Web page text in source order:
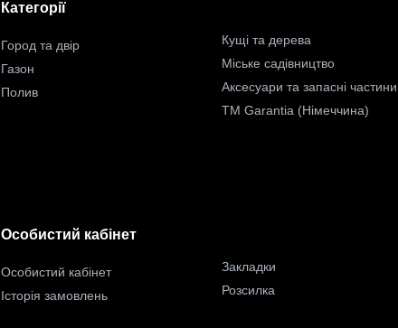
Категорії
Город та двір
Газон
Полив
Кущі та дерева
Міське садівництво
Аксесуари та запасні частини
TM Garantia (Німеччина)
Особистий кабінет
Особистий кабінет
Історія замовлень
Закладки
Розсилка